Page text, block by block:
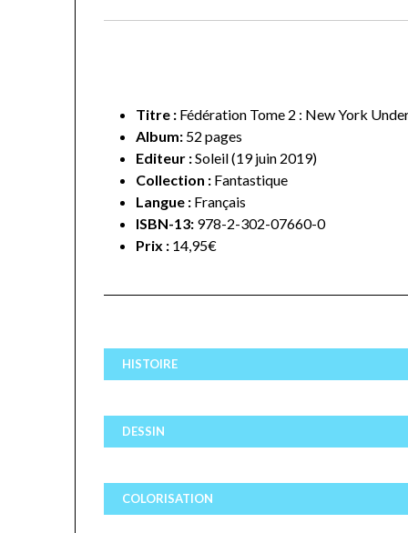
Titre : Fédération Tome 2 : New York
Album: 52 pages
Editeur :Soleil (19 juin 2019)
Collection : Fantastique
Langue : Français
ISBN-13: 978-2-302-07660-0
Prix : 14,95€
HISTOIRE
DESSIN
COLORISATION